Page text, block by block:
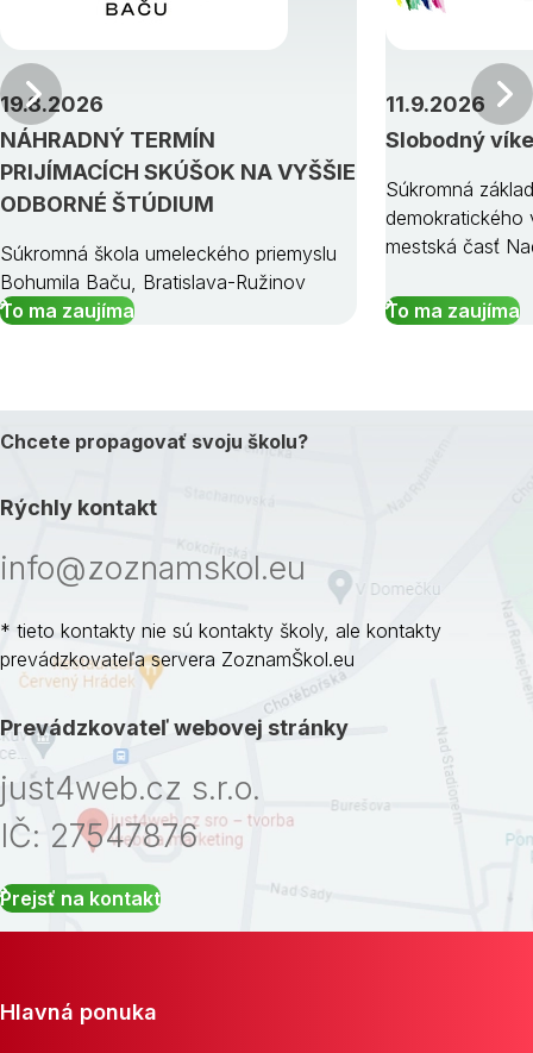
NÁHRADNÝ TERMÍN
PRIJÍMACÍCH SKÚŠOK NA VYŠŠIE
ODBORNÉ ŠTÚDIUM
19.8.2026
Súkromná škola umeleckého priemyslu
Bohumila Baču, Bratislava-Ružinov
To ma zaujíma
Slobodný
11.9.2026
Súkromná
demokratického
mestská časť
To ma zaujíma
Predchádzajúci
Chcete propagovať svoju školu?
Rýchly kontakt
info@zoznamskol.eu
* tieto kontakty nie sú kontakty školy, ale kontakty
prevádzkovateľa servera ZoznamŠkol.eu
Prevádzkovateľ webovej stránky
just4web.cz s.r.o.
IČ: 27547876
Prejsť na kontakt
Hlavná ponuka